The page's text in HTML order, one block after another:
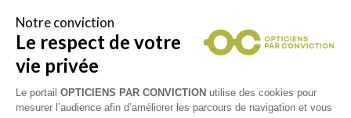
Vous êtes un professionnel de la vue et
vous souhaitez nous rejoindre ?
Contactez Alliance Optic, la centrale d’achats et
d’accompagnement des opticiens indépendants
Notre conviction
Le respect de votre
vie privée
Le portail OPTICIENS PAR CONVICTION utilise des cookies pour
mesurer l’audience afin d’améliorer les parcours de navigation et vous